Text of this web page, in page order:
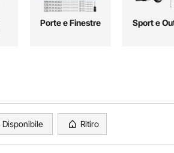
Porte e Finestre Sport e
Disponibile Ritiro